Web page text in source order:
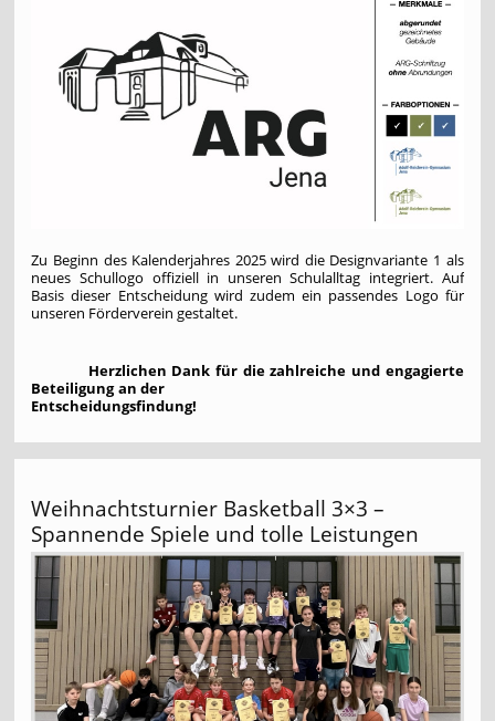
Zu Beginn des Kalenderjahres 2025 wird die Designvariante 1 als
neues Schullogo offiziell in unseren Schulalltag integriert. Auf
Basis dieser Entscheidung wird zudem ein passendes Logo für
unseren Förderverein gestaltet.
Herzlichen Dank für die zahlreiche und engagierte
Beteiligung an der
Entscheidungsfindung!
Weihnachtsturnier Basketball 3×3 –
Spannende Spiele und tolle Leistungen